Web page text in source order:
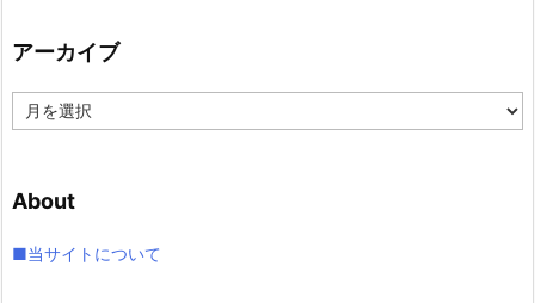
ー
アーカイブ
ー
ブ
About
■当サイトについて